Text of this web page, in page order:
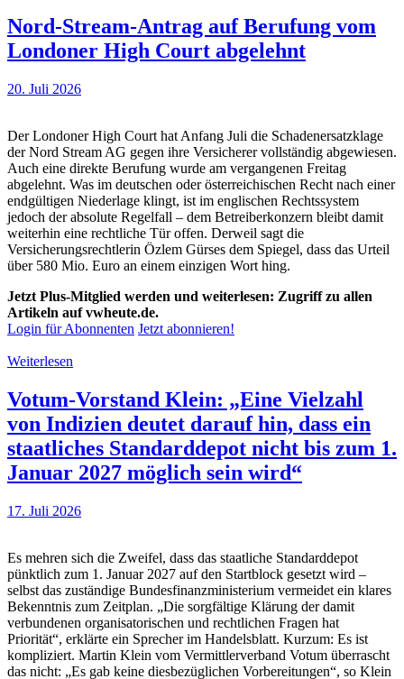
Nord-Stream-Antrag auf Berufung vom
Londoner High Court abgelehnt
20. Juli 2026
Der Londoner High Court hat Anfang Juli die Schadenersatzklage
der Nord Stream AG gegen ihre Versicherer vollständig abgewiesen.
Auch eine direkte Berufung wurde am vergangenen Freitag
abgelehnt. Was im deutschen oder österreichischen Recht nach einer
endgültigen Niederlage klingt, ist im englischen Rechtssystem
jedoch der absolute Regelfall – dem Betreiberkonzern bleibt damit
weiterhin eine rechtliche Tür offen. Derweil sagt die
Versicherungsrechtlerin Özlem Gürses dem Spiegel, dass das Urteil
über 580 Mio. Euro an einem einzigen Wort hing.
Jetzt Plus-Mitglied werden und weiterlesen: Zugriff zu allen
Artikeln auf vwheute.de.
Login für Abonnenten Jetzt abonnieren!
Weiterlesen
Votum-Vorstand Klein: „Eine Vielzahl
von Indizien deutet darauf hin, dass ein
staatliches Standarddepot nicht bis zum 1.
Januar 2027 möglich sein wird“
17. Juli 2026
Es mehren sich die Zweifel, dass das staatliche Standarddepot
pünktlich zum 1. Januar 2027 auf den Startblock gesetzt wird –
selbst das zuständige Bundesfinanzministerium vermeidet ein klares
Bekenntnis zum Zeitplan. „Die sorgfältige Klärung der damit
verbundenen organisatorischen und rechtlichen Fragen hat
Priorität“, erklärte ein Sprecher im Handelsblatt. Kurzum: Es ist
kompliziert. Martin Klein vom Vermittlerverband Votum überrascht
das nicht: „Es gab keine diesbezüglichen Vorbereitungen“, so Klein